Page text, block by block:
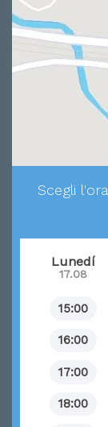
Scegli
Lunedí
17.08
15:00
16:00
17:00
18:00